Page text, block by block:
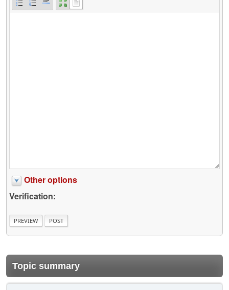
Other options
Verification:
Topic summary